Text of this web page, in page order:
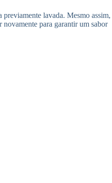
lavada. Mesmo assim,
novamente para garantir um sabor